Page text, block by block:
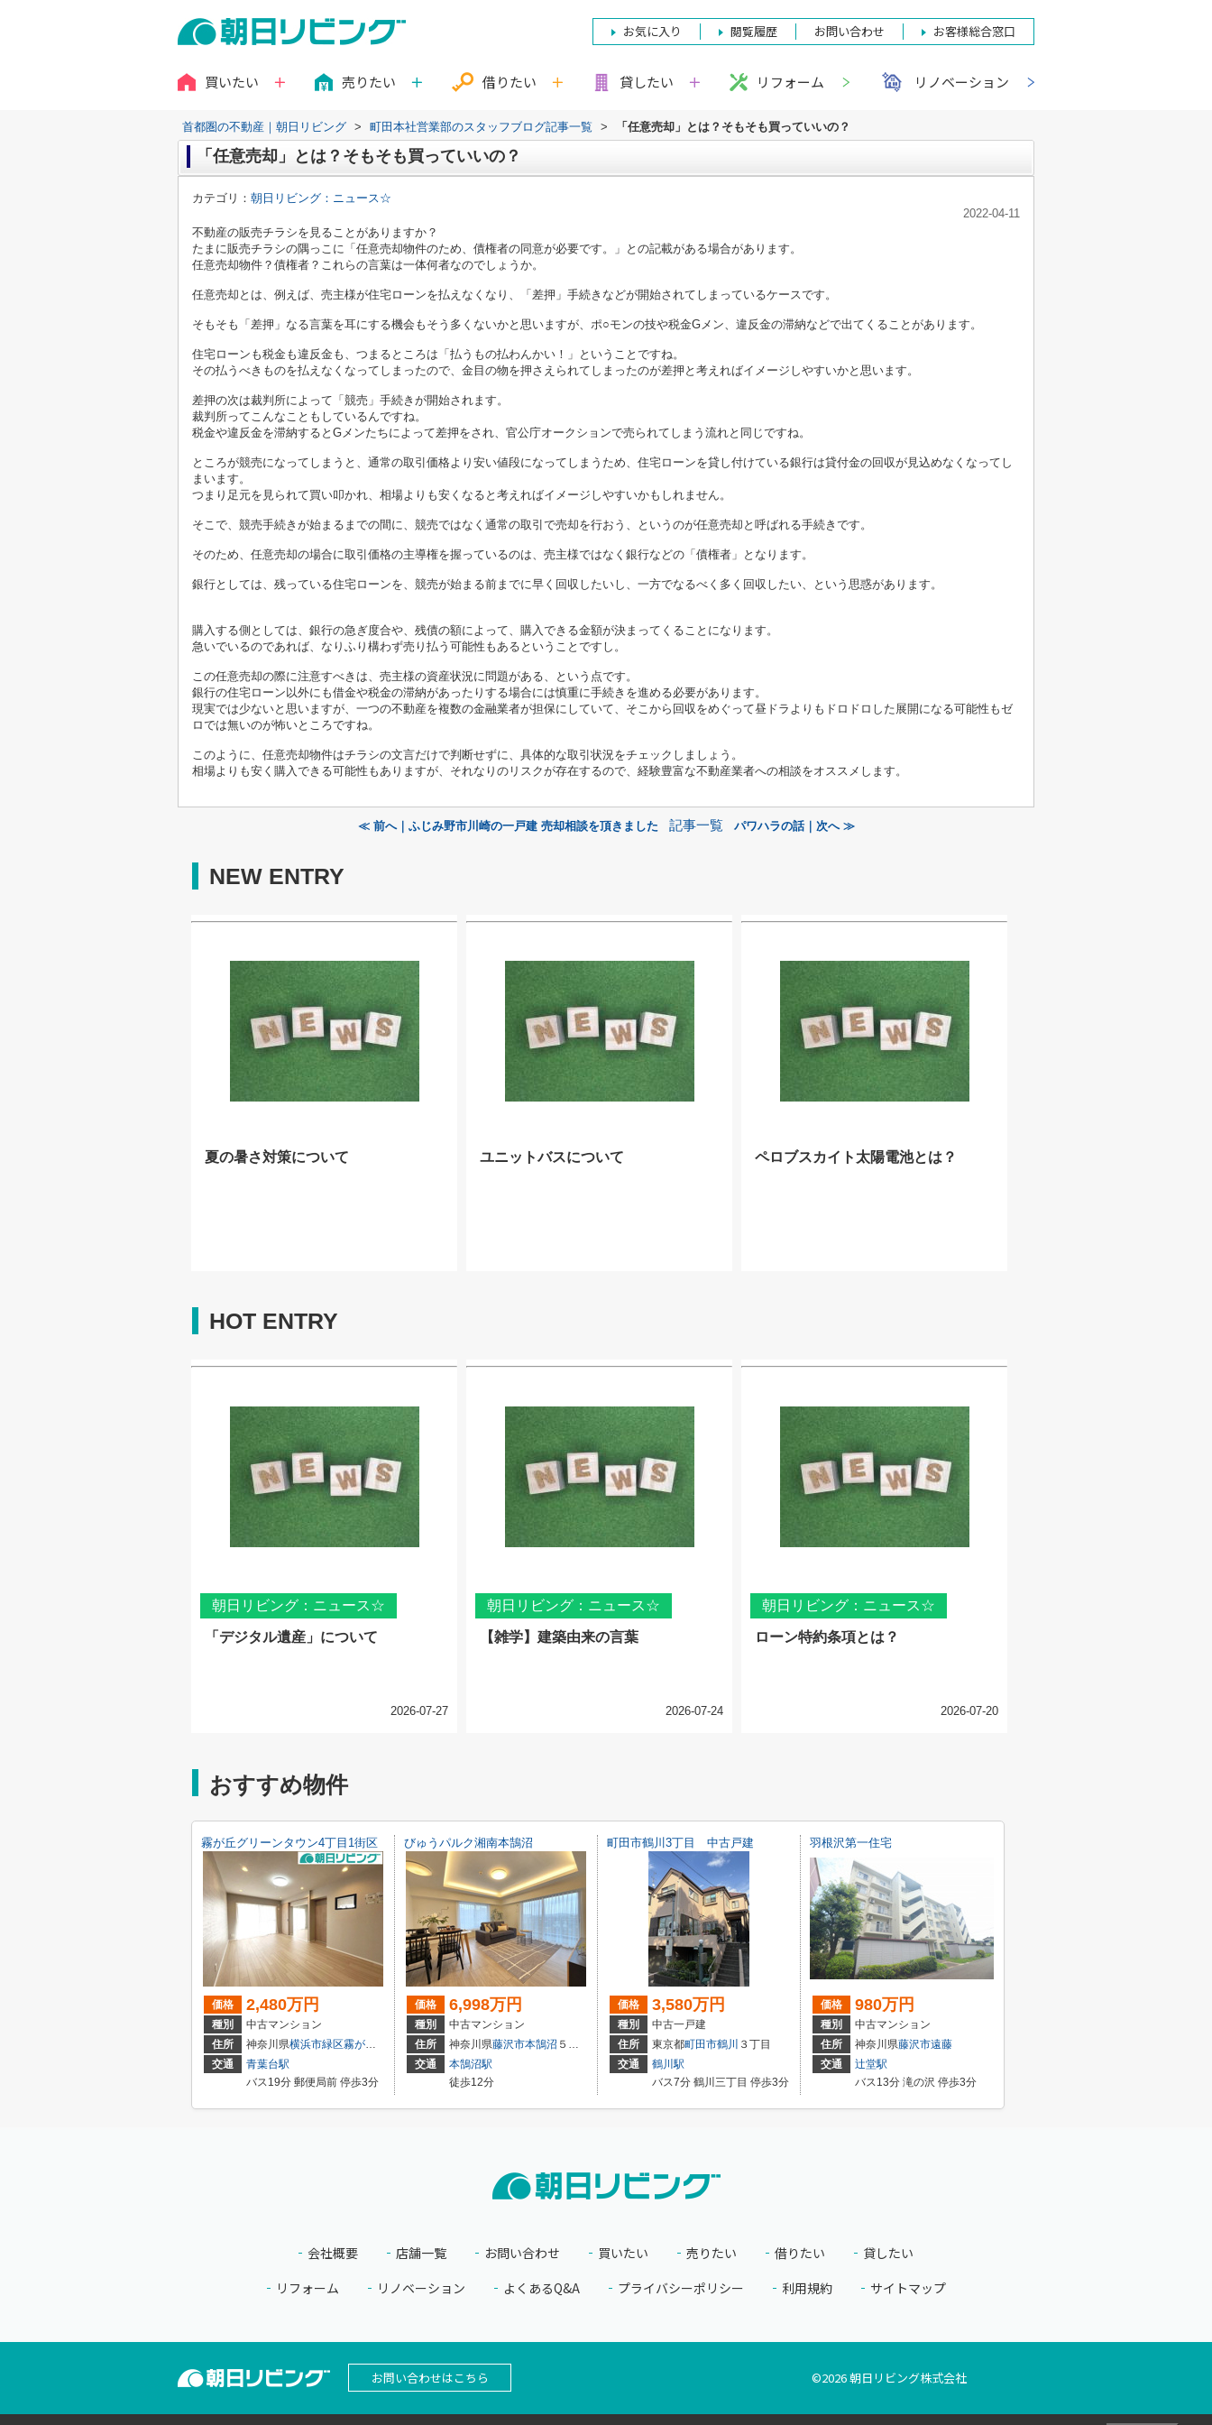
お気に入り 閲覧履歴 お問い合わせ お客様総合窓口
買いたい 売りたい 借りたい 貸したい リフォーム リノベーション
首都圏の不動産｜朝日リビング > 町田本社営業部のスタッフブログ記事一覧 > 「任意売却」とは？そもそも買っていいの？
「任意売却」とは？そもそも買っていいの？
カテゴリ： 朝日リビング：ニュース☆
2022-04-11
不動産の販売チラシを見ることがありますか？
たまに販売チラシの隅っこに「任意売却物件のため、債権者の同意が必要です。」との記載がある場合があります。
任意売却物件？債権者？これらの言葉は一体何者なのでしょうか。
任意売却とは、例えば、売主様が住宅ローンを払えなくなり、「差押」手続きなどが開始されてしまっているケースです。
そもそも「差押」なる言葉を耳にする機会もそう多くないかと思いますが、 ポ○モンの技や税金Gメン、違反金の滞納などで出てくることがあります。
住宅ローンも税金も違反金も、つまるところは「払うもの払わんかい！」ということですね。
その払うべきものを払えなくなってしまったので、金目の物を押さえられてしまったのが差押と考えればイメージしやすいかと思います。
差押の次は裁判所によって「競売」手続きが開始されます。
裁判所ってこんなこともしているんですね。
税金や違反金を滞納するとGメンたちによって差押をされ、官公庁オークションで売られてしまう流れと同じですね。
ところが競売になってしまうと、通常の取引価格より安い値段になってしまうため、住宅ローンを貸し付けている銀行は貸付金の回収が見込めなくなってし
まいます。
つまり足元を見られて買い叩かれ、相場よりも安くなると考えればイメージしやすいかもしれません。
そこで、競売手続きが始まるまでの間に、競売ではなく通常の取引で売却を行おう、というのが任意売却と呼ばれる手続きです。
そのため、任意売却の場合に取引価格の主導権を握っているのは、売主様ではなく銀行などの「債権者」となります。
銀行としては、残っている住宅ローンを、競売が始まる前までに早く回収したいし、一方でなるべく多く回収したい、という思惑があります。
購入する側としては、銀行の急ぎ度合や、残債の額によって、購入できる金額が決まってくることになります。
急いでいるのであれば、なりふり構わず売り払う可能性もあるということですし。
この任意売却の際に注意すべきは、売主様の資産状況に問題がある、という点です。
銀行の住宅ローン以外にも借金や税金の滞納があったりする場合には慎重に手続きを進める必要があります。
現実では少ないと思いますが、一つの不動産を複数の金融業者が担保にしていて、そこから回収をめぐって昼ドラよりもドロドロした展開になる可能性もゼ
ロでは無いのが怖いところですね。
このように、任意売却物件はチラシの文言だけで判断せずに、具体的な取引状況をチェックしましょう。
相場よりも安く購入できる可能性もありますが、それなりのリスクが存在するので、経験豊富な不動産業者への相談をオススメします。
≪ 前へ｜ふじみ野市川崎の一戸建 売却相談を頂きました 記事一覧 パワハラの話｜次へ ≫
NEW ENTRY
夏の暑さ対策について ユニットバスについて ペロブスカイト太陽電池とは？
HOT ENTRY
朝日リビング：ニュース☆
「デジタル遺産」について
2026-07-27
朝日リビング：ニュース☆
【雑学】建築由来の言葉
2026-07-24
朝日リビング：ニュース☆
ローン特約条項とは？
2026-07-20
おすすめ物件
霧が丘グリーンタウン4丁目1街区
価格 2,480万円
種別
中古マンション
住所
神奈川県横浜市緑区霧が丘
４丁目1-7
交通
青葉台駅
バス19分 郵便局前 停歩3分
びゅうパルク湘南本鵠沼
価格 6,998万円
種別
中古マンション
住所
神奈川県藤沢市本鵠沼 ５丁目
交通
本鵠沼駅
徒歩12分
町田市鶴川3丁目 中古戸建
価格 3,580万円
種別
中古一戸建
住所
東京都町田市鶴川 ３丁目
交通
鶴川駅
バス7分 鶴川三丁目 停歩3分
羽根沢第一住宅
価格 980万円
種別
中古マンション
住所
神奈川県藤沢市遠藤
交通
辻堂駅
バス13分 滝の沢 停歩3分
会社概要 店舗一覧 お問い合わせ 買いたい 売りたい 借りたい
貸したい
リフォーム
リノベーション よくあるQ&A プライバシーポリシー 利用規約 サイトマップ
お問い合わせはこちら ©2026朝日リビング株式会社